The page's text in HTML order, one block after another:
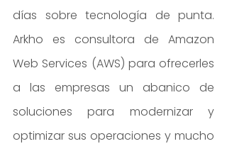
días sobre tecnología de punta.
Arkho es consultora de Amazon
Web Services (AWS) para ofrecerles
a las empresas un abanico de
soluciones para modernizar y
optimizar sus operaciones y mucho